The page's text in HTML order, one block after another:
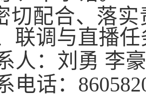
切配合、落
联调与直播
人：刘勇 李豪
电话：